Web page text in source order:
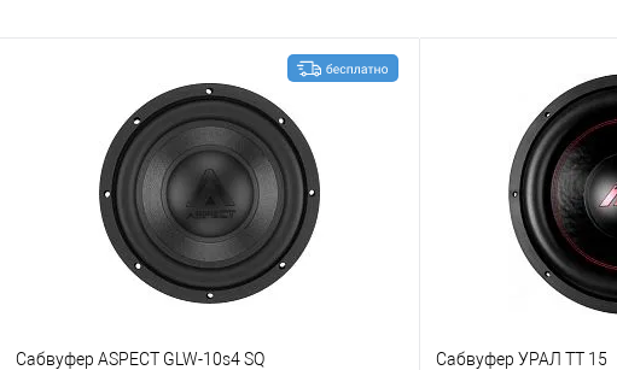
Сабвуфер ASPECT GLW-10s4 SQ Сабвуфер УРАЛ TT 15